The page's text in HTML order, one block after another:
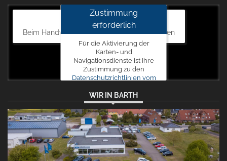
Autohaus Blunck
Beim Handweiser 19, 18311 Ribnitz-Damgarten
Zustimmung
erforderlich
Für die Aktivierung der
Karten- und
Navigationsdienste ist Ihre
Zustimmung zu den
Datenschutzrichtlinien vom
erforderlich.
Zustimmen
und
aktivieren
WIR IN BARTH